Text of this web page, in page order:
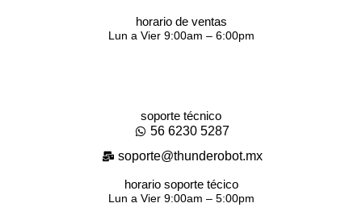
horario de ventas
Lun a Vier 9:00am – 6:00pm
soporte técnico
56 6230 5287
soporte@thunderobot.mx
horario soporte técico
Lun a Vier 9:00am – 5:00pm